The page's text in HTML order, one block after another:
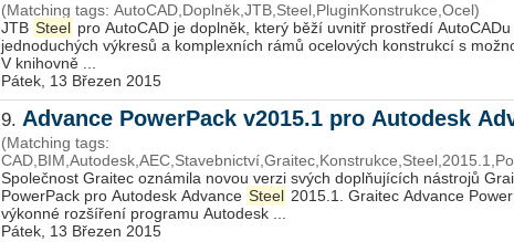
(Matching tags: AutoCAD,Doplněk,JTB,Steel,PluginKonstrukce,Ocel)
JTB Steel pro AutoCAD je doplněk, který běží uvnitř prostředí
jednoduchých výkresů a komplexních rámů ocelových konstrukcí s
V knihovně ...
Pátek, 13 Březen 2015
9. Advance PowerPack v2015.1 pro Autodesk
(Matching tags:
Společnost Graitec oznámila novou verzi svých doplňujících nástrojů
PowerPack pro Autodesk Advance Steel 2015.1. Graitec Advance
výkonné rozšíření programu Autodesk ...
Pátek, 13 Březen 2015